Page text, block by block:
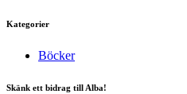
Kategorier
Böcker
Skänk ett bidrag till Alba!